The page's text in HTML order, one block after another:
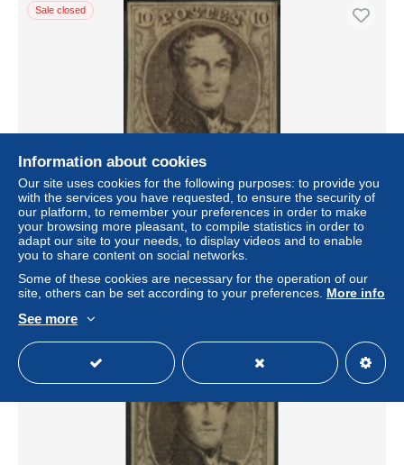
Sale closed
[** SUP] N° 10A, 10c brun bien margé et pleine gomme
originale. Très frais. Certificat photo - Cote: 5650€
± $2,191.08
Status Professional
Sale closed
Information about cookies
Our site uses cookies for the following purposes: to provide you
with the services you have requested, to ensure the security of
our platform, to remember your preferences in order to make
your browsing more pleasant, to compile statistics in order to
adapt our site to your needs, to display videos and to enable
you to share content on social networks.
Some of these cookies are necessary for the operation of our
site, others can be set according to your preferences. More info
See more